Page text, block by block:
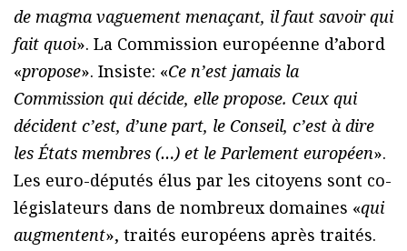
de magma vaguement menaçant, il faut savoir qui
fait quoi». La Commission européenne d’abord
«propose». Insiste: «Ce n’est jamais la
Commission qui décide, elle propose. Ceux qui
décident c’est, d’une part, le Conseil, c’est à dire
les États membres (…) et le Parlement européen».
Les euro-députés élus par les citoyens sont co-
législateurs dans de nombreux domaines «qui
augmentent», traités européens après traités.